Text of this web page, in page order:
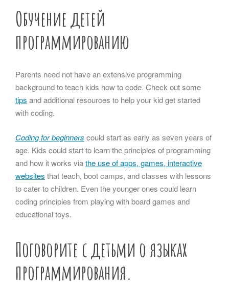
Обучение детей
программированию
Parents need not have an extensive programming
background to teach kids how to code. Check out some
tips and additional resources to help your kid get started
with coding.
Coding for beginners could start as early as seven years of
age. Kids could start to learn the principles of programming
and how it works viathe use of apps, games, interactive
websites that teach, boot camps, and classes with lessons
to cater to children. Even the younger ones could learn
coding principles from playing with board games and
educational toys.
Поговорите с детьми о языках
программирования.